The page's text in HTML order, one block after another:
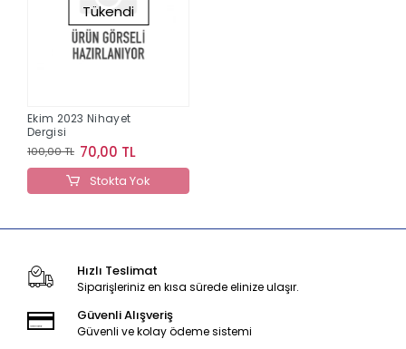
Tükendi
Ekim 2023 Nihayet
Dergisi
100,00 TL 70,00 TL
Stokta Yok
Hızlı Teslimat
Siparişleriniz en kısa sürede elinize ulaşır.
Güvenli Alışveriş
Güvenli ve kolay ödeme sistemi